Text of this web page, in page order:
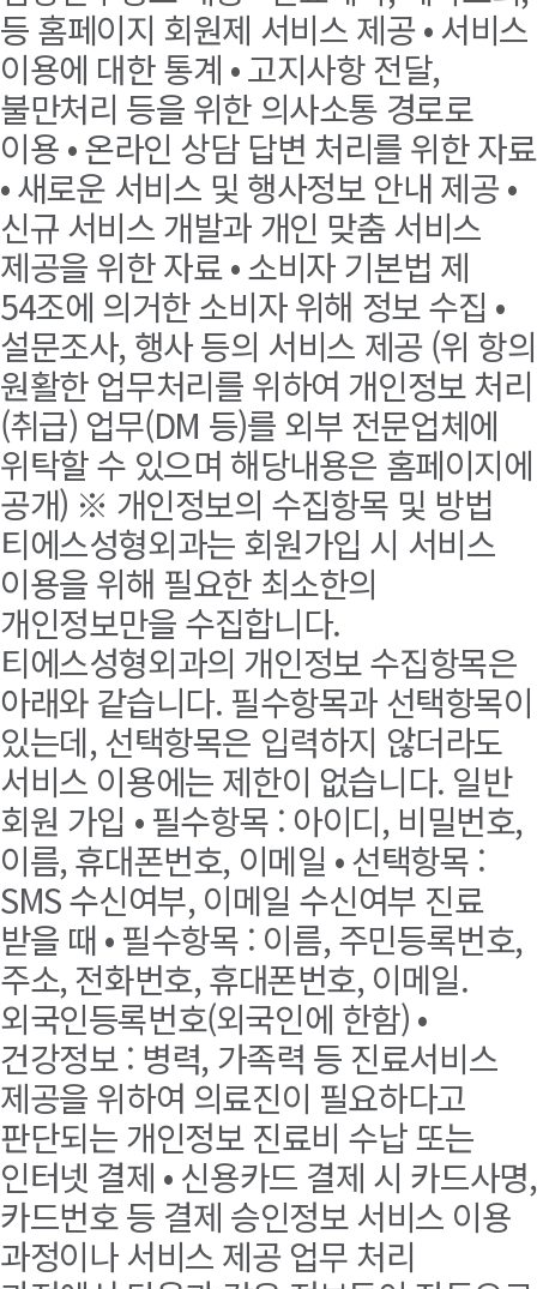
등 홈페이지 회원제 서비스 제공 • 서비스
이용에 대한 통계 • 고지사항 전달,
불만처리 등을 위한 의사소통 경로로
이용 • 온라인 상담 답변 처리를 위한 자료
• 새로운 서비스 및 행사정보 안내 제공 •
신규 서비스 개발과 개인 맞춤 서비스
제공을 위한 자료 • 소비자 기본법 제
54조에 의거한 소비자 위해 정보 수집 •
설문조사, 행사 등의 서비스 제공 (위 항의
원활한 업무처리를 위하여 개인정보 처리
(취급) 업무(DM 등)를 외부 전문업체에
위탁할 수 있으며 해당내용은 홈페이지에
공개) ※ 개인정보의 수집항목 및 방법
티에스성형외과는 회원가입 시 서비스
이용을 위해 필요한 최소한의
개인정보만을 수집합니다.
티에스성형외과의 개인정보 수집항목은
아래와 같습니다. 필수항목과 선택항목이
있는데, 선택항목은 입력하지 않더라도
서비스 이용에는 제한이 없습니다. 일반
회원 가입 • 필수항목 : 아이디, 비밀번호,
이름, 휴대폰번호, 이메일 • 선택항목 :
SMS 수신여부, 이메일 수신여부 진료
받을 때 • 필수항목 : 이름, 주민등록번호,
주소, 전화번호, 휴대폰번호, 이메일.
외국인등록번호(외국인에 한함) •
건강정보 : 병력, 가족력 등 진료서비스
제공을 위하여 의료진이 필요하다고
판단되는 개인정보 진료비 수납 또는
인터넷 결제 • 신용카드 결제 시 카드사명,
카드번호 등 결제 승인정보 서비스 이용
과정이나 서비스 제공 업무 처리